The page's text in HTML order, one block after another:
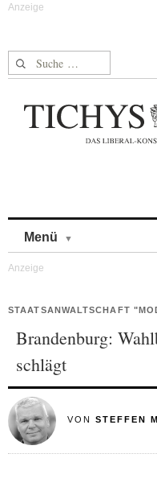
Suche nach:
Menü
STAATSANWALTSCHAFT
Brandenburg:
schlägt
VON STEFFEN